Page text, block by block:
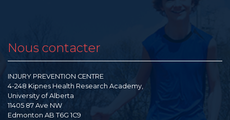
Nous contacter
INJURY PREVENTION CENTRE
4-248 Kipnes Health Research Academy,
University of Alberta
11405 87 Ave NW
Edmonton AB T6G 1C9